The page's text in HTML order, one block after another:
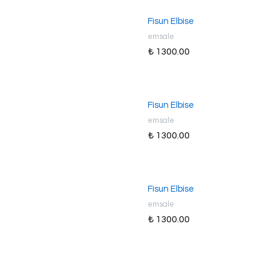
Fisun Elbise
emsale
₺ 1300.00
Fisun Elbise
emsale
₺ 1300.00
Fisun Elbise
emsale
₺ 1300.00